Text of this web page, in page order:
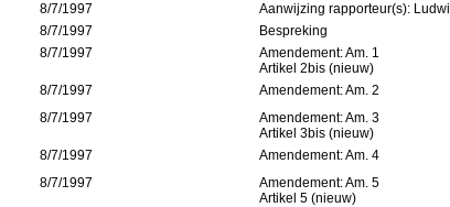
8/7/1997
Aanwijzing rapporteur(s):
8/7/1997
Bespreking
8/7/1997
Amendement: Am. 1
Artikel 2bis (nieuw)
8/7/1997 Amendement: Am. 2
8/7/1997
Amendement: Am. 3
Artikel 3bis (nieuw)
8/7/1997 Amendement: Am. 4
8/7/1997
Amendement: Am. 5
Artikel 5 (nieuw)